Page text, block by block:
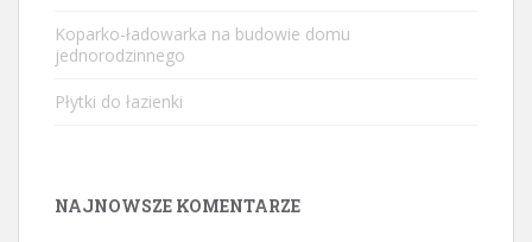
Koparko-ładowarka na budowie domu
jednorodzinnego
Płytki do łazienki
NAJNOWSZE KOMENTARZE